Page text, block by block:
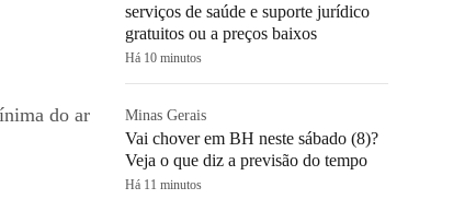
do ar
serviços de saúde e suporte jurídico
gratuitos ou a preços baixos
Há 10 minutos
Minas Gerais
Vai chover em BH neste sábado (8)?
Veja o que diz a previsão do tempo
Há 11 minutos